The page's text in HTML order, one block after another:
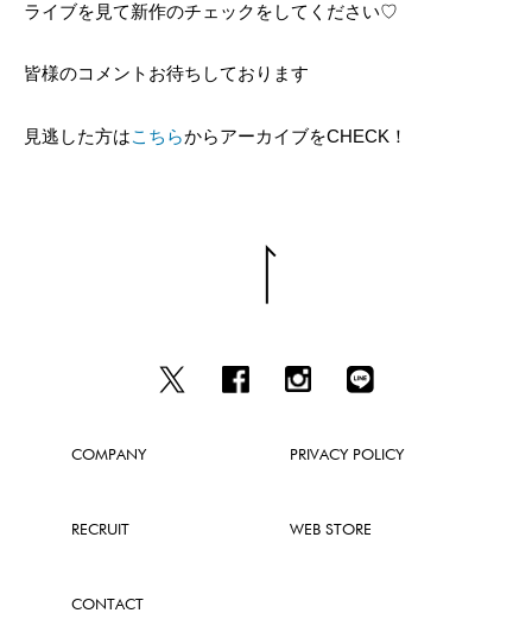
ライブを見て新作のチェックをしてください♡
皆様のコメントお待ちしております
見逃した方はこちらからアーカイブをCHECK！
COMPANY PRIVACY POLICY
RECRUIT WEB STORE
CONTACT